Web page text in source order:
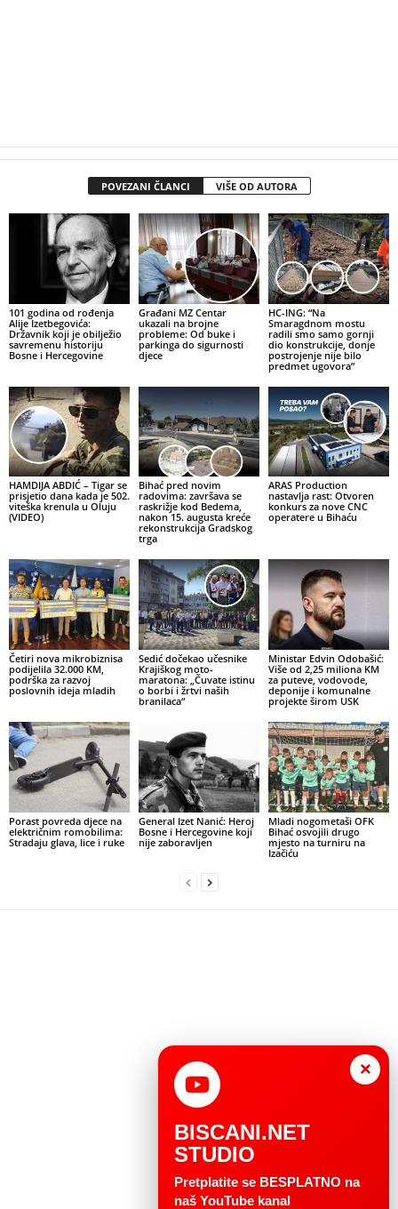
POVEZANI ČLANCI VIŠE OD AUTORA
101 godina od rođenja
Alije Izetbegovića:
Državnik koji je obilježio
savremenu historiju
Bosne i Hercegovine
Građani MZ Centar
ukazali na brojne
probleme: Od buke i
parkinga do sigurnosti
djece
HC-ING: “Na
Smaragdnom mostu
radili smo samo gornji
dio konstrukcije, donje
postrojenje nije bilo
predmet ugovora”
HAMDIJA ABDIĆ – Tigar se
prisjetio dana kada je 502.
viteška krenula u Oluju
(VIDEO)
Bihać pred novim
radovima: završava se
raskrižje kod Bedema,
nakon 15. augusta kreće
rekonstrukcija Gradskog
trga
ARAS Production
nastavlja rast: Otvoren
konkurs za nove CNC
operatere u Bihaću
Četiri nova mikrobiznisa
podijelila 32.000 KM,
podrška za razvoj
poslovnih ideja mladih
Sedić dočekao učesnike
Krajiškog moto-
maratona: „Čuvate istinu
o borbi i žrtvi naših
branilaca“
Ministar Edvin Odobašić:
Više od 2,25 miliona KM
za puteve, vodovode,
deponije i komunalne
projekte širom USK
Porast povreda djece na
električnim romobilima:
Stradaju glava, lice i ruke
General Izet Nanić: Heroj
Bosne i Hercegovine koji
nije zaboravljen
Mladi nogometaši OFK
Bihać osvojili drugo
mjesto na turniru na
Izačiću
×
BISCANI.NET
STUDIO
Pretplatite se BESPLATNO na
naš YouTube kanal